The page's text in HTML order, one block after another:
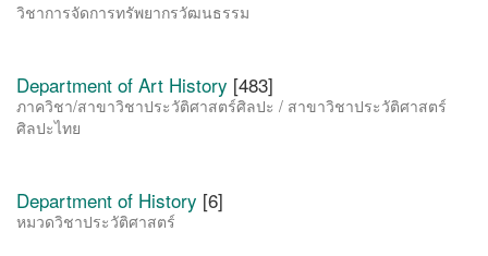
วิชาการจัดการทรัพยากรวัฒนธรรม
Department of Art History [483]
ภาควิชา/สาขาวิชาประวัติศาสตร์ศิลปะ / สาขาวิชาประวัติศาสตร์
ศิลปะไทย
Department of History [6]
หมวดวิชาประวัติศาสตร์